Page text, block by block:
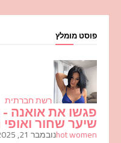
פוסט מומלץ
רשת חברתית
פגשו את אואנה
שיער שחור
hot womenנובמבר 21, 2025